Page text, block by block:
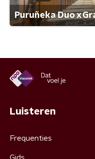
Puruñeka Duo x
Luisteren
Frequenties
Gids